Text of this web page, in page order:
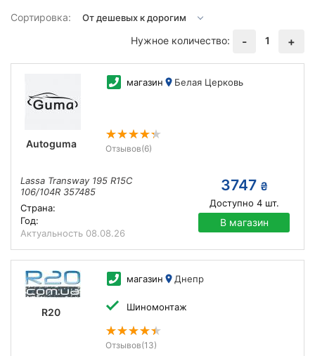
Сортировка:
Нужное количество:
- 1 +
Autoguma
магазин Белая Церковь
Отзывов(6)
Lassa Transway 195 R15C
106/104R 357485
Страна:
Год:
Актуальность 08.08.26
3747 ₴
Доступно 4шт.
В магазин
R20
магазин Днепр
Шиномонтаж
Отзывов(13)